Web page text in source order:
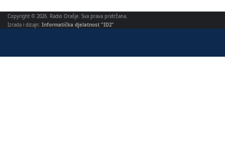
Copyright © 2026. Radio Orašje. Sva prava pridržana.
Izrada i dizajn: Informatička djelatnost "ID2"